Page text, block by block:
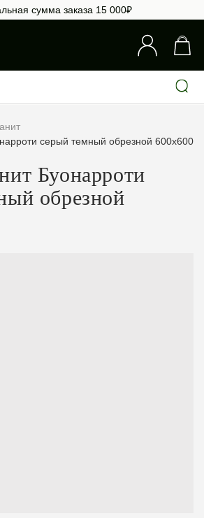
сумма заказа 15 000₽
серый темный обрезной 600х600
Буонарроти
обрезной